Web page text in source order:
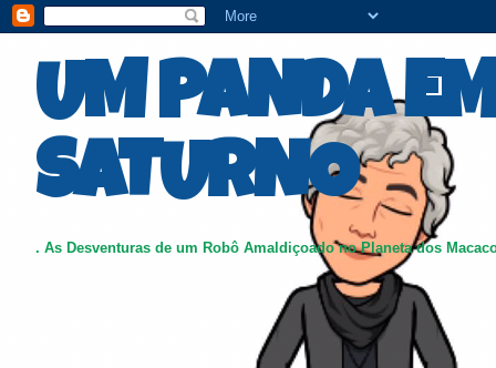
UM PANDA
SATURNO
. As Desventuras de um Robô Amaldiçoado no Planeta dos